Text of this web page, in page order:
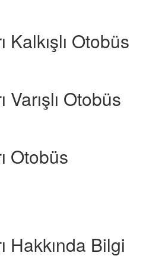
Kalkışlı Otobüs
Varışlı Otobüs
Otobüs
Hakkında Bilgi